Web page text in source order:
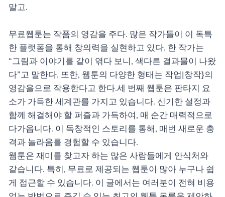
말고.
무료웹툰는 작품의 영감을 주다. 많은 작가들이 이 독특
한 플랫폼을 통해 창의력을 실현하고 있다. 한 작가는
“그림과 이야기를 같이 엮다 보니, 색다른 결과물이 나왔
다”고 말한다. 또한, 웹툰의 다양한 형태는 작업|창작}의
영감을으로 작용한다고 한다.세 번째 웹툰은 판타지 요
소가 가득한 세계관를 가지고 있습니다. 신기한 설정과
함께 해결해야 할 퍼즐과 가득하여, 매 순간 매력적으로
다가옵니다. 이 독창적인 스토리를 통해, 매번 새로운 충
격과 놀라움를 경험할 수 있습니다.
웹툰은 재미를 찾고자 하는 많은 사람들에게 안식처와
같습니다. 특히, 무료로 제공되는 웹툰이 많아 누구나 쉽
게 접근할 수 있습니다. 이 글에서는 여러분이 전혀 비용